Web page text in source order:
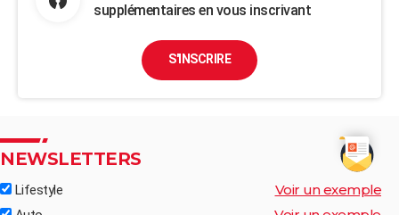
supplémentaires en vous inscrivant
S'INSCRIRE
NEWSLETTERS
Lifestyle Voir un exemple